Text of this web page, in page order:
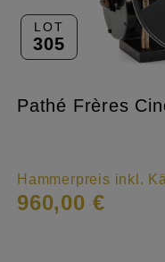
LOT
305
Pathé Frères
Hammerpreis inkl.
960,00 €